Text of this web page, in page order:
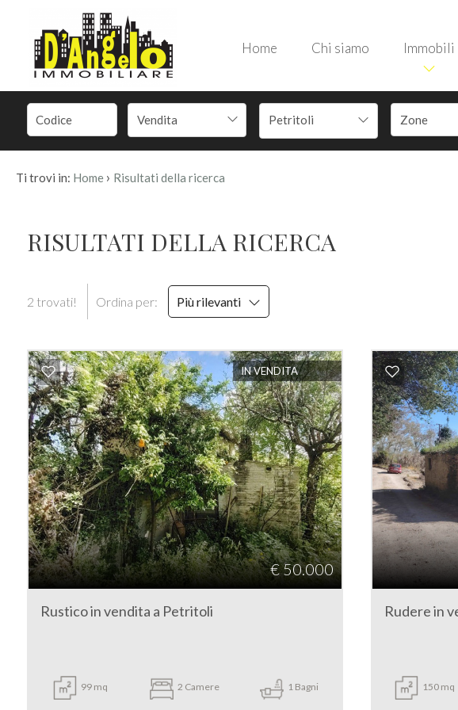
Home Chi siamo Immobili
Vendita Petritoli
Ti trovi in: Home › Risultati della ricerca
RISULTATI DELLA RICERCA
2 trovati! Ordina per: Più rilevanti
IN VENDITA
€ 50.000
Rustico in vendita a Petritoli
99 mq 2 Camere 1 Bagni
Rudere in
150 mq
HOME
CHI
SIAMO
IMMOBILI
Codice
Contratto
Affitto
Scegli
cercare
Fermo
Petritoli
Tipologia
multiscelta
Residenziali